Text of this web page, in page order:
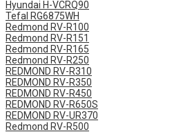
Hyundai H-VCRQ90
Tefal RG6875WH
Redmond RV-R100
Redmond RV-R151
Redmond RV-R165
Redmond RV-R250
REDMOND RV-R310
REDMOND RV-R350
REDMOND RV-R450
REDMOND RV-R650S
REDMOND RV-UR370
Redmond RV-R500